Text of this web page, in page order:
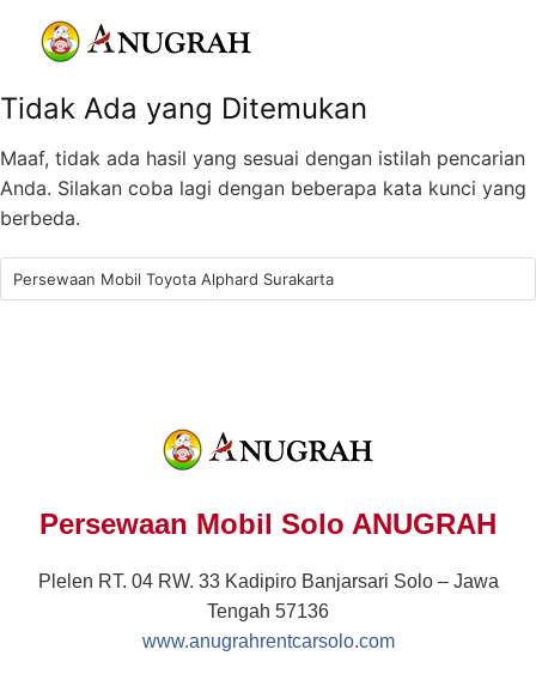
Tidak Ada yang Ditemukan
Maaf, tidak ada hasil yang sesuai dengan istilah pencarian
Anda. Silakan coba lagi dengan beberapa kata kunci yang
berbeda.
Persewaan Mobil Solo ANUGRAH
Plelen RT. 04 RW. 33 Kadipiro Banjarsari Solo – Jawa
Tengah 57136
www.anugrahrentcarsolo.com